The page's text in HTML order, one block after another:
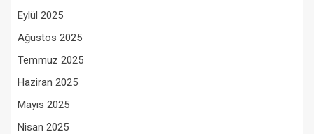
Eylül 2025
Ağustos 2025
Temmuz 2025
Haziran 2025
Mayıs 2025
Nisan 2025